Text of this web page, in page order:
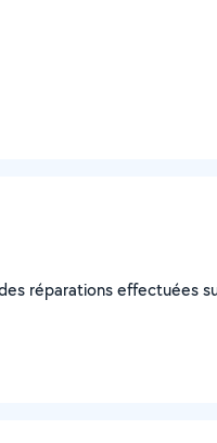
réparations effectuées